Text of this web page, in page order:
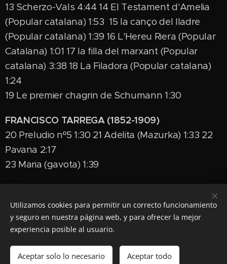
13 Scherzo-Vals 4:44 14 El Testament d'Amelia
(Popular catalana) 1:53 15 la canço del lladre
(Popular catalana) 1:39 16 L'Hereu Riera (Popular
Catalana) 1:01 17 la filla del marxant (Popular
catalana) 3:38 18 La Filadora (Popular catalana)
1:24
19 Le premier chagrin de Schumann 1:30
FRANCISCO TARREGA (1852-1909)
20 Preludio nº5 1:30 21 Adelita (Mazurka) 1:33 22
Pavana 2:17
23 Maria (gavota) 1:39
© 2022 JOSEP MANZANO
Cookies
Idiomas
Español
Català
Utilizamos cookies para permitir un correcto funcionamiento
y seguro en nuestra página web, y para ofrecer la mejor
experiencia posible al usuario.
Aceptar solo lo necesario Aceptar todo